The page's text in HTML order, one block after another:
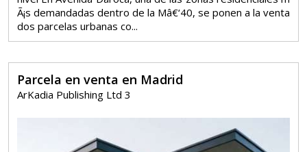
Ã¡s demandadas dentro de la Mâ€‘40, se ponen a la venta
dos parcelas urbanas co...
Parcela en venta en Madrid
ArKadia Publishing Ltd 3